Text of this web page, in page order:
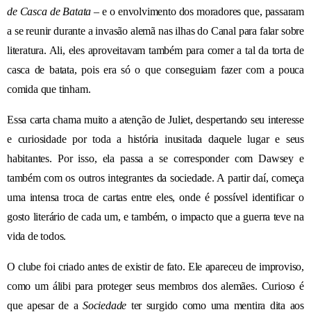
de Casca de Batata – e o envolvimento dos moradores que, passaram
a se reunir durante a invasão alemã nas ilhas do Canal parafalarsobre
literatura. Ali, eles aproveitavam também para comera tal da torta de
casca de batata, pois era só o que conseguiam fazer com a pouca
comida que tinham.
Essa carta chama muito a atenção de Juliet,despertando seu interesse
e curiosidade por toda a história inusitada daquele lugar e seus
habitantes. Por isso, elapassa a se corresponder com Dawsey e
também com os outros integrantes da sociedade. A partir daí, começa
uma intensa troca de cartas entre eles, ondeé possível identificar o
gosto literário de cada um, etambém, o impacto que a guerra teve na
vida de todos.
O clube foi criado antes de existir de fato. Ele apareceu de improviso,
como um álibi para proteger seus membros dos alemães. Curioso é
que apesar de a Sociedade ter surgido como uma mentira dita aos